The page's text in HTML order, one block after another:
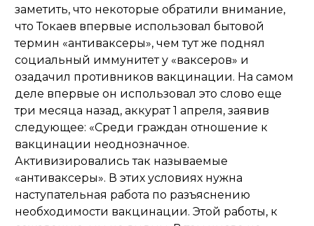
заметить, что некоторые обратили внимание,
что Токаев впервые использовал бытовой
термин «антиваксеры», чем тут же поднял
социальный иммунитет у «ваксеров» и
озадачил противников вакцинации. На самом
деле впервые он использовал это слово еще
три месяца назад, аккурат 1 апреля, заявив
следующее: «Среди граждан отношение к
вакцинации неоднозначное.
Активизировались так называемые
«антиваксеры». В этих условиях нужна
наступательная работа по разъяснению
необходимости вакцинации. Этой работы, к